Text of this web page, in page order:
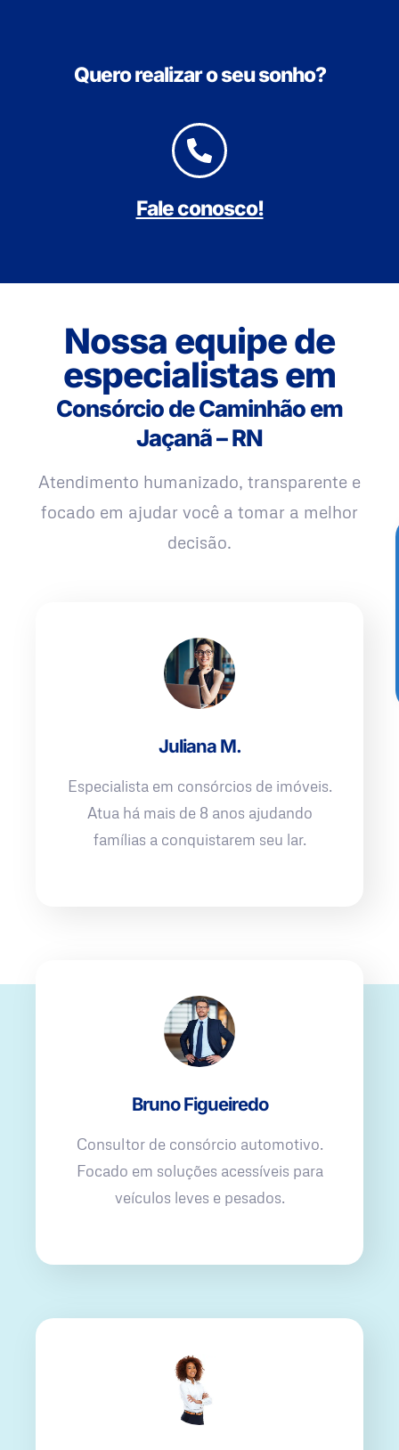
Quero realizar o seu sonho?
Fale conosco!
Nossa equipe de
especialistas em
Consórcio de Caminhão em
Jaçanã – RN
Atendimento humanizado, transparente e
focado em ajudar você a tomar a melhor
decisão.
Juliana M.
Especialista em consórcios de imóveis.
Atua há mais de 8 anos ajudando
famílias a conquistarem seu lar.
Bruno Figueiredo
Consultor de consórcio automotivo.
Focado em soluções acessíveis para
veículos leves e pesados.